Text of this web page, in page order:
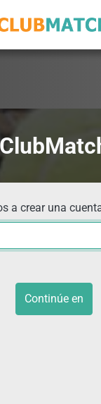
a crear una
Continúe en